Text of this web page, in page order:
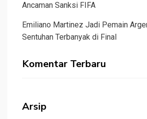
Ancaman Sanksi FIFA
Emiliano Martinez Jadi Pemain
Sentuhan Terbanyak di Final
Komentar Terbaru
Arsip